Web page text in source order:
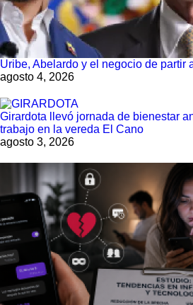
Uribe, Abelardo y el negocio de partir
agosto 4, 2026
Girardota llevó jornada de bienestar
trabajo en la vereda El Cano
agosto 3, 2026